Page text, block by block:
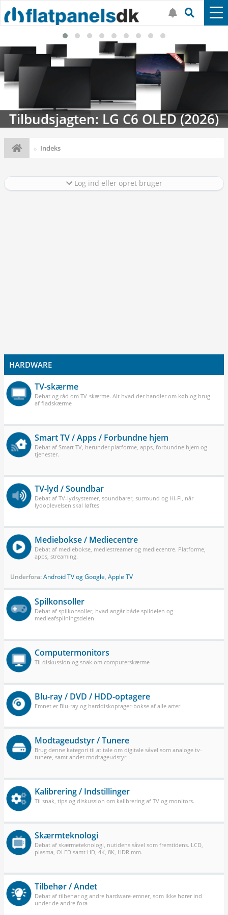
Tilbudsjagten: LG C6 OLED (2026)
Indeks
Log ind eller opret bruger
HARDWARE
TV-skærme
Debat og råd om TV-skærme. Alt hvad der handler om køb og brug
af fladskærme
Smart TV / Apps / Forbundne hjem
Debat af Smart TV, herunder platforme, apps, forbundne hjem og
tjenester.
TV-lyd / Soundbar
Debat af TV-lydsystemer, soundbarer, surround og Hi-Fi, når
lydoplevelsen skal løftes
Mediebokse / Mediecentre
Debat af mediebokse, mediestreamer og mediecentre. Platforme,
apps, streaming.
Underfora:Android TV og Google, Apple TV
Spilkonsoller
Debat af spilkonsoller, hvad angår både spildelen og
medieafspilningsdelen
Computermonitors
Til diskussion og snak om computerskærme
Blu-ray / DVD / HDD-optagere
Emnet er Blu-ray og harddiskoptager-bokse af alle arter
Modtageudstyr / Tunere
Brug denne kategori til at tale om digitale såvel som analoge tv-
tunere, samt andet modtageudstyr
Kalibrering / Indstillinger
Til snak, tips og diskussion om kalibrering af TV og monitors.
Skærmteknologi
Debat af skærmeteknologi, nutidens såvel som fremtidens. LCD,
plasma, OLED samt HD, 4K, 8K, HDR mm.
Tilbehør / Andet
Debat af tilbehør og andre hardware-emner, som ikke hører ind
under de andre fora